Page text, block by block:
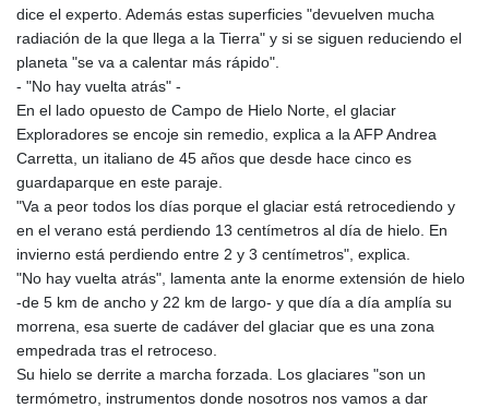
dice el experto. Además estas superficies "devuelven mucha
radiación de la que llega a la Tierra" y si se siguen reduciendo el
planeta "se va a calentar más rápido".
- "No hay vuelta atrás" -
En el lado opuesto de Campo de Hielo Norte, el glaciar
Exploradores se encoje sin remedio, explica a la AFP Andrea
Carretta, un italiano de 45 años que desde hace cinco es
guardaparque en este paraje.
"Va a peor todos los días porque el glaciar está retrocediendo y
en el verano está perdiendo 13 centímetros al día de hielo. En
invierno está perdiendo entre 2 y 3 centímetros", explica.
"No hay vuelta atrás", lamenta ante la enorme extensión de hielo
-de 5 km de ancho y 22 km de largo- y que día a día amplía su
morrena, esa suerte de cadáver del glaciar que es una zona
empedrada tras el retroceso.
Su hielo se derrite a marcha forzada. Los glaciares "son un
termómetro, instrumentos donde nosotros nos vamos a dar